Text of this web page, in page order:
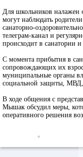
Для школьников налажен
могут наблюдать
санаторно-
телеграм-канал и
происходит в санатории
С момента прибытия в
сопровождающих их
муниципальные органы
социальной защиты,
В ходе общения с
Мышак обсудил меры,
оперативного решения